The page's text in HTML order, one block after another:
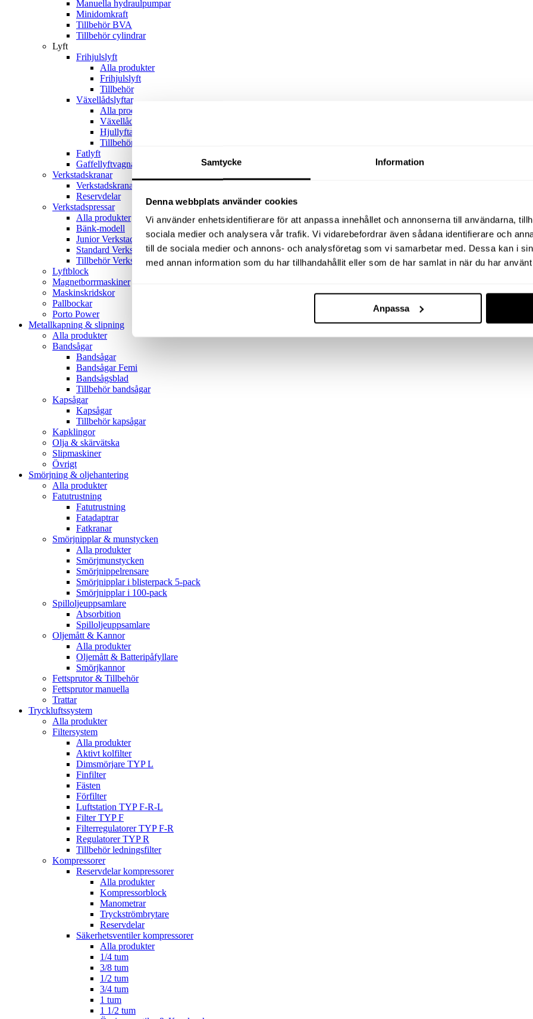
Samtycke Information
Denna webbplats använder cookies
Vi använder enhetsidentifierare för att anpassa innehållet och annonserna till användarna,
sociala medier och analysera vår trafik. Vi vidarebefordrar även sådana identifierare och
till de sociala medier och annons- och analysföretag som vi samarbetar med. Dessa kan i
med annan information som du har tillhandahållit eller som de har samlat in när du har
Anpassa
Manuella hydraulpumpar
Minidomkraft
Tillbehör BVA
Tillbehör cylindrar
Lyft
Frihjulslyft
Alla produkter
Frihjulslyft
Tillbehör
Växellådslyftar
Alla produkter
Växellådslyftar
Hjullyftar
Tillbehör
Fatlyft
Gaffellyftvagnar
Verkstadskranar
Verkstadskranar
Reservdelar
Verkstadspressar
Alla produkter
Bänk-modell
Junior Verkstadspress
Standard Verkstadspress
Tillbehör Verkstadspressar
Lyftblock
Magnetborrmaskiner
Maskinskridskor
Pallbockar
Porto Power
Metallkapning & slipning
Alla produkter
Bandsågar
Bandsågar
Bandsågar Femi
Bandsågsblad
Tillbehör bandsågar
Kapsågar
Kapsågar
Tillbehör kapsågar
Kapklingor
Olja & skärvätska
Slipmaskiner
Övrigt
Smörjning & oljehantering
Alla produkter
Fatutrustning
Fatutrustning
Fatadaptrar
Fatkranar
Smörjnipplar & munstycken
Alla produkter
Smörjmunstycken
Smörjnippelrensare
Smörjnipplar i blisterpack 5-pack
Smörjnipplar i 100-pack
Spilloljeuppsamlare
Absorbition
Spilloljeuppsamlare
Oljemått & Kannor
Alla produkter
Oljemått & Batteripåfyllare
Smörjkannor
Fettsprutor & Tillbehör
Fettsprutor manuella
Trattar
Tryckluftssystem
Alla produkter
Filtersystem
Alla produkter
Aktivt kolfilter
Dimsmörjare TYP L
Finfilter
Fästen
Förfilter
Luftstation TYP F-R-L
Filter TYP F
Filterregulatorer TYP F-R
Regulatorer TYP R
Tillbehör ledningsfilter
Kompressorer
Reservdelar kompressorer
Alla produkter
Kompressorblock
Manometrar
Tryckströmbrytare
Reservdelar
Säkerhetsventiler kompressorer
Alla produkter
1/4 tum
3/8 tum
1/2 tum
3/4 tum
1 tum
1 1/2 tum